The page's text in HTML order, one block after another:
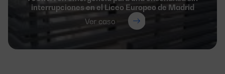
interrupciones en el Liceo Europeo de Madrid
Ver caso